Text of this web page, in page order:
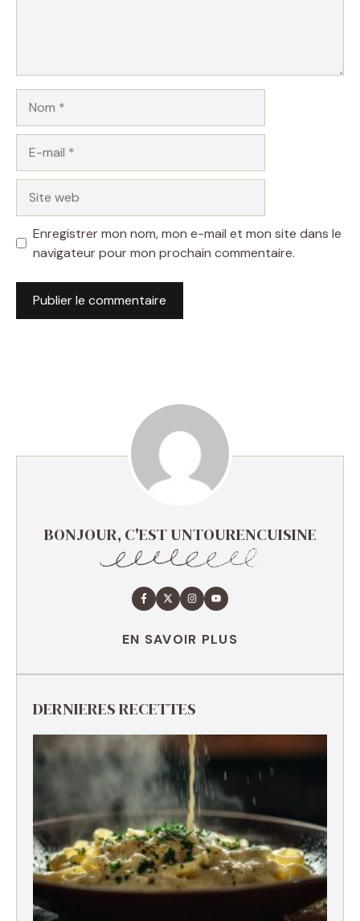
mail
web
Enregistrer mon nom, mon e-mail et mon site dans le
navigateur pour mon prochain commentaire.
BONJOUR, C'EST UNTOURENCUISINE
EN SAVOIR PLUS
DERNIERES RECETTES